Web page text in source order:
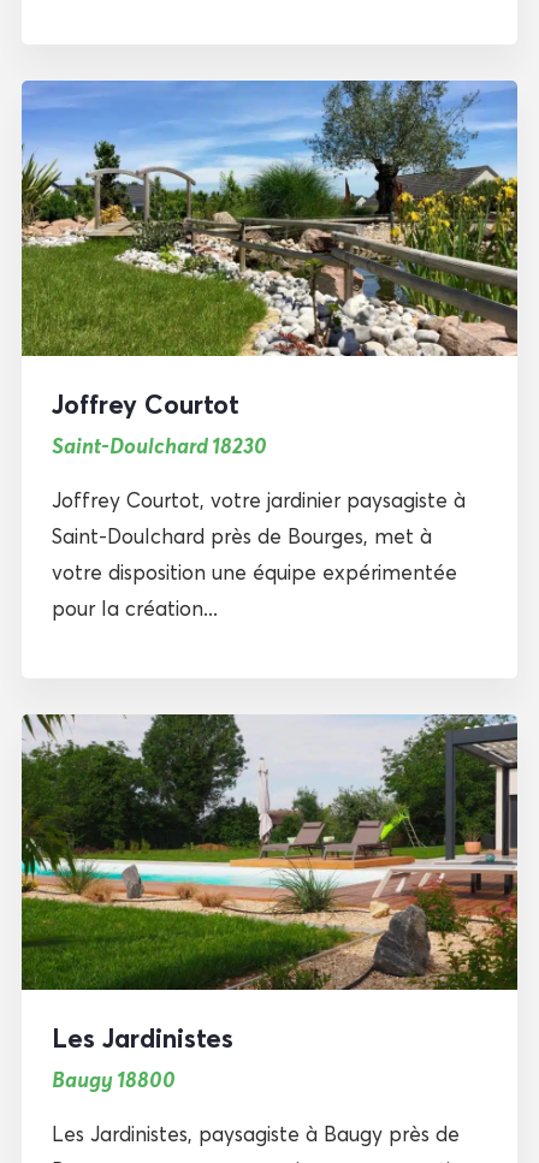
Joffrey Courtot
Saint-Doulchard 18230
Joffrey Courtot, votre jardinier paysagiste à
Saint-Doulchard près de Bourges, met à
votre disposition une équipe expérimentée
pour la création...
Les Jardinistes
Baugy 18800
Les Jardinistes, paysagiste à Baugy près de